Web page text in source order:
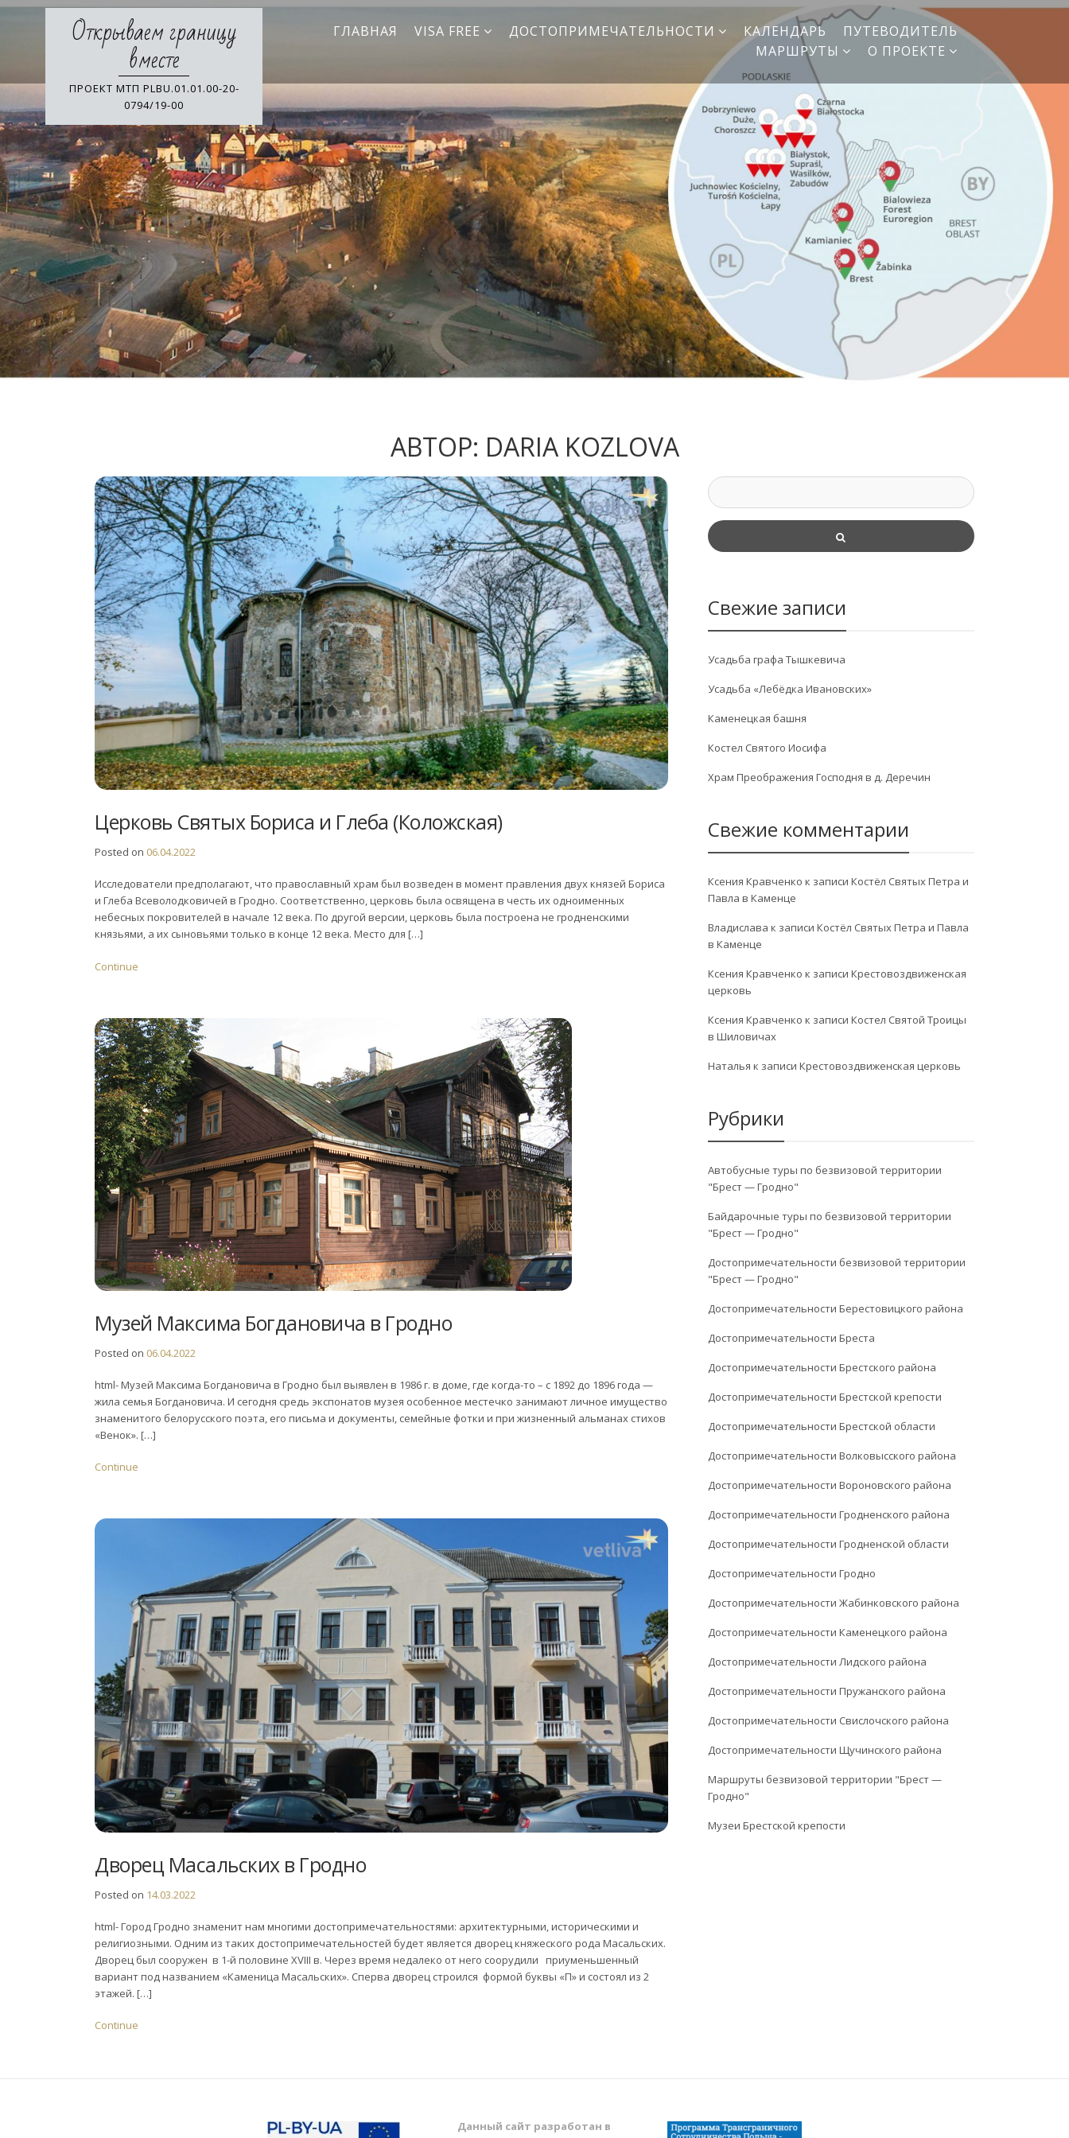
Skip
Открываем границу
вместе
ПРОЕКТ МТП PLBU.01.01.00-20-
0794/19-00
ГЛАВНАЯ VISA FREE ДОСТОПРИМЕЧАТЕЛЬНОСТИ КАЛЕНДАРЬ
ПУТЕВОДИТЕЛЬ
МАРШРУТЫ
О ПРОЕКТЕ
АВТОР: DARIA KOZLOVA
Церковь Святых Бориса и Глеба (Коложская)
Posted on 06.04.2022
Исследователи предполагают, что православный храм был возведен в момент правления двух князей Бориса
и Глеба Всеволодковичей в Гродно. Соответственно, церковь была освящена в честь их одноименных
небесных покровителей в начале 12 века. По другой версии, церковь была построена не гродненскими
князьями, а их сыновьями только в конце 12 века. Место для […]
Continue
Музей Максима Богдановича в Гродно
Posted on 06.04.2022
html- Mузей Максима Богдановича в Гродно был выявлен в 1986 г. в доме, где когда-то – с 1892 до 1896 года —
жила семья Богдановича. И сегодня средь экспонатов музея особенное местечко занимают личное имущество
знаменитого белорусского поэта, его письма и документы, семейные фотки и при жизненный альманах стихов
«Венок». […]
Continue
Дворец Масальских в Гродно
Posted on 14.03.2022
html- Город Гродно знаменит нам многими достопримечательностями: архитектурными, историческими и
религиозными. Одним из таких достопримечательностей будет является дворец княжеского рода Масальских.
Дворец был сооружен в 1-й половине XVIII в. Через время недалеко от него соорудили приуменьшенный
вариант под названием «Каменица Масальских». Сперва дворец строился формой буквы «П» и состоял из 2
этажей. […]
Continue
Свежие записи
Усадьба графа Тышкевича
Усадьба «Лебёдка Ивановских»
Каменецкая башня
Костел Святого Иосифа
Храм Преображения Господня в д. Деречин
Свежие комментарии
Ксения Кравченко к записи Костёл Святых Петра и
Павла в Каменце
Владислава к записи Костёл Святых Петра и Павла
в Каменце
Ксения Кравченко к записи Крестовоздвиженская
церковь
Ксения Кравченко к записи Костел Святой Троицы
в Шиловичах
Наталья к записи Крестовоздвиженская церковь
Рубрики
Автобусные туры по безвизовой территории
"Брест — Гродно"
Байдарочные туры по безвизовой территории
"Брест — Гродно"
Достопримечательности безвизовой территории
"Брест — Гродно"
Достопримечательности Берестовицкого района
Достопримечательности Бреста
Достопримечательности Брестского района
Достопримечательности Брестской крепости
Достопримечательности Брестской области
Достопримечательности Волковысского района
Достопримечательности Вороновского района
Достопримечательности Гродненского района
Достопримечательности Гродненской области
Достопримечательности Гродно
Достопримечательности Жабинковского района
Достопримечательности Каменецкого района
Достопримечательности Лидского района
Достопримечательности Пружанского района
Достопримечательности Свислочского района
Достопримечательности Щучинского района
Маршруты безвизовой территории "Брест —
Гродно"
Музеи Брестской крепости
Данный сайт разработан в